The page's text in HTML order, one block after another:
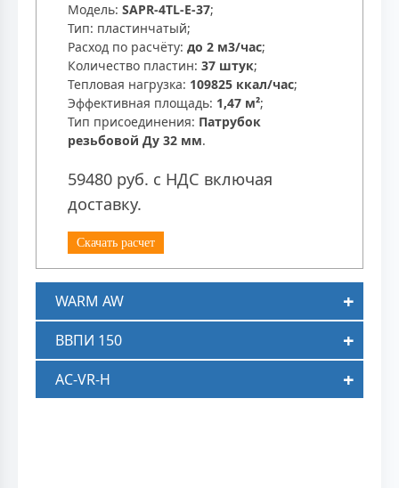
Модель: SAPR-4TL-E-37;
Тип: пластинчатый;
Расход по расчёту: до 2 м3/час;
Количество пластин: 37 штук;
Тепловая нагрузка: 109825 ккал/час;
Эффективная площадь: 1,47 м²;
Тип присоединения: Патрубок
резьбовой Ду 32 мм.
59480 руб. с НДС включая
доставку.
Скачать расчет
WARM AW
ВВПИ 150
AC-VR-H